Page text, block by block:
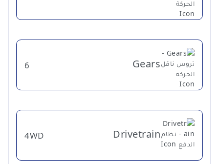
Gears
6
Drivetrain
4WD